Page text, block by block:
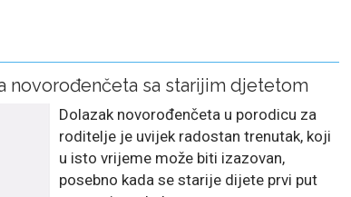
novorođenčeta sa starijim djetetom
Dolazak novorođenčeta u porodicu za
roditelje je uvijek radostan trenutak, koji
u isto vrijeme može biti izazovan,
posebno kada se starije dijete prvi put